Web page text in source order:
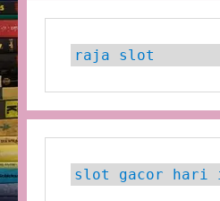
raja slot
slot gacor hari